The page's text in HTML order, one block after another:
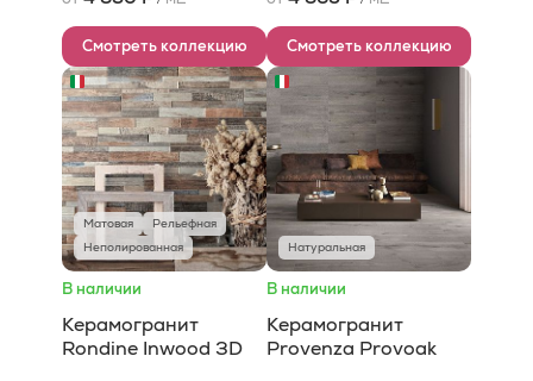
Смотреть коллекцию Смотреть коллекцию
Матовая
Рельефная
Неполированная
В наличии
Керамогранит
Rondine Inwood 3D
Натуральная
В наличии
Керамогранит
Provenza Provoak